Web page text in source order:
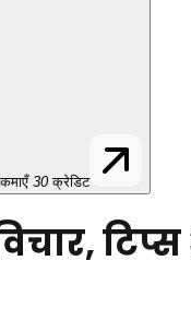
30 क्रेडिट
टिप्स